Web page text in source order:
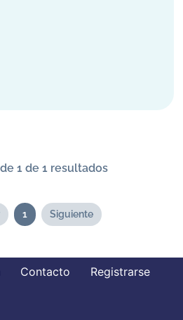
1 de 1 resultados
1 Siguiente
Contacto Registrarse